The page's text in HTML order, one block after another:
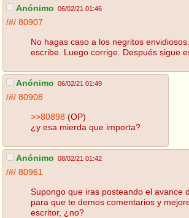
Anónimo 06/02/21 01:46
/#/ 80907
No hagas caso a los negritos
escribe. Luego corrige. Después sigue
Anónimo 06/02/21 01:49
/#/ 80908
>>80898 (OP)
¿y esa mierda que importa?
Anónimo 08/02/21 01:42
/#/ 80961
Supongo que iras posteando el avance
para que te demos comentarios y
escritor, ¿no?